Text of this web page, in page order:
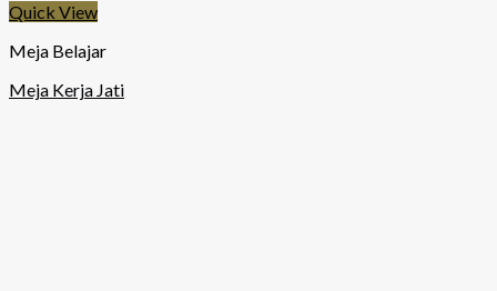
Quick View
Meja Belajar
Meja Kerja Jati